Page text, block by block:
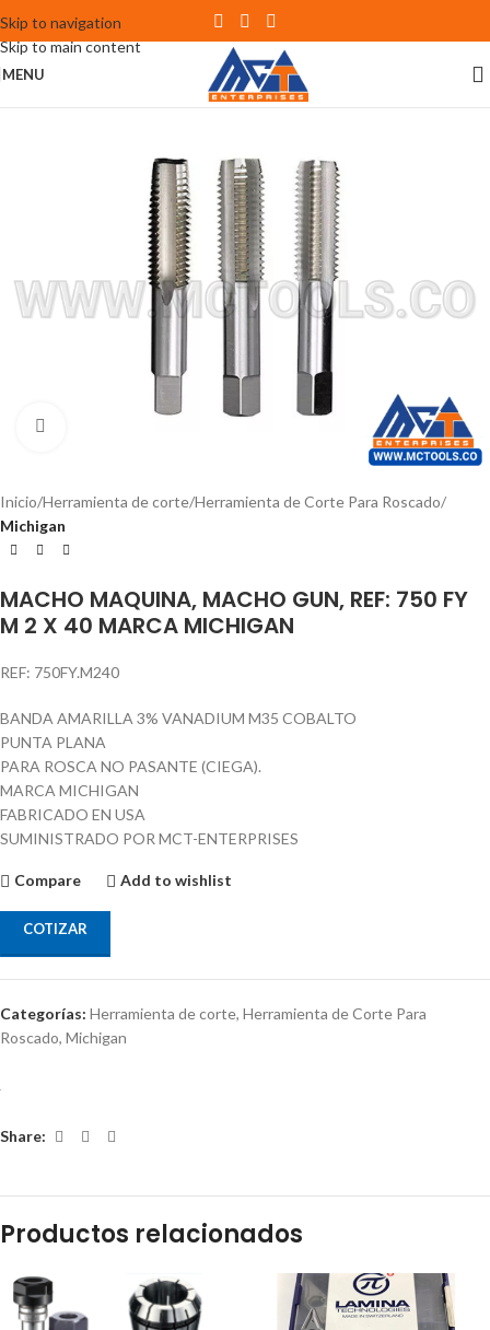
Skip to navigation
Skip to main content
MENU
Inicio Herramienta de corte Herramienta de Corte Para Roscado
Michigan
MACHO MAQUINA, MACHO GUN, REF: 750 FY
M 2 X 40 MARCA MICHIGAN
REF: 750FY.M240
BANDA AMARILLA 3% VANADIUM M35 COBALTO
PUNTA PLANA
PARA ROSCA NO PASANTE (CIEGA).
MARCA MICHIGAN
FABRICADO EN USA
SUMINISTRADO POR MCT-ENTERPRISES
Compare Add to wishlist
COTIZAR
Categorías: Herramienta de corte, Herramienta de Corte Para
Roscado, Michigan
Share:
Productos relacionados